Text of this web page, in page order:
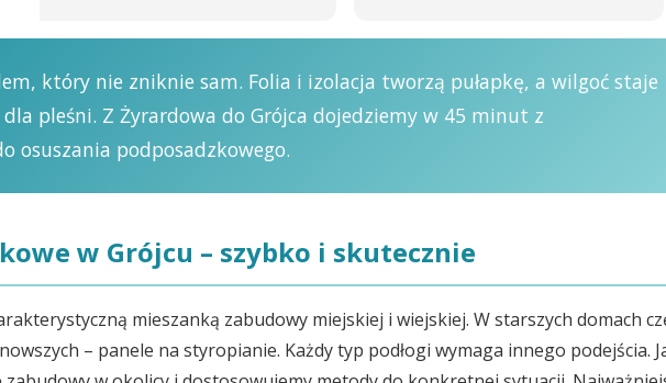
który nie zniknie sam. Folia i izolacja tworzą pułapkę, a wilgoć staje
pleśni. Z Żyrardowa do Grójca dojedziemy w 45 minut z
osuszania podposadzkowego.
w Grójcu – szybko i skutecznie
mieszanką zabudowy miejskiej i wiejskiej. W starszych domach
– panele na styropianie. Każdy typ podłogi wymaga innego podejścia.